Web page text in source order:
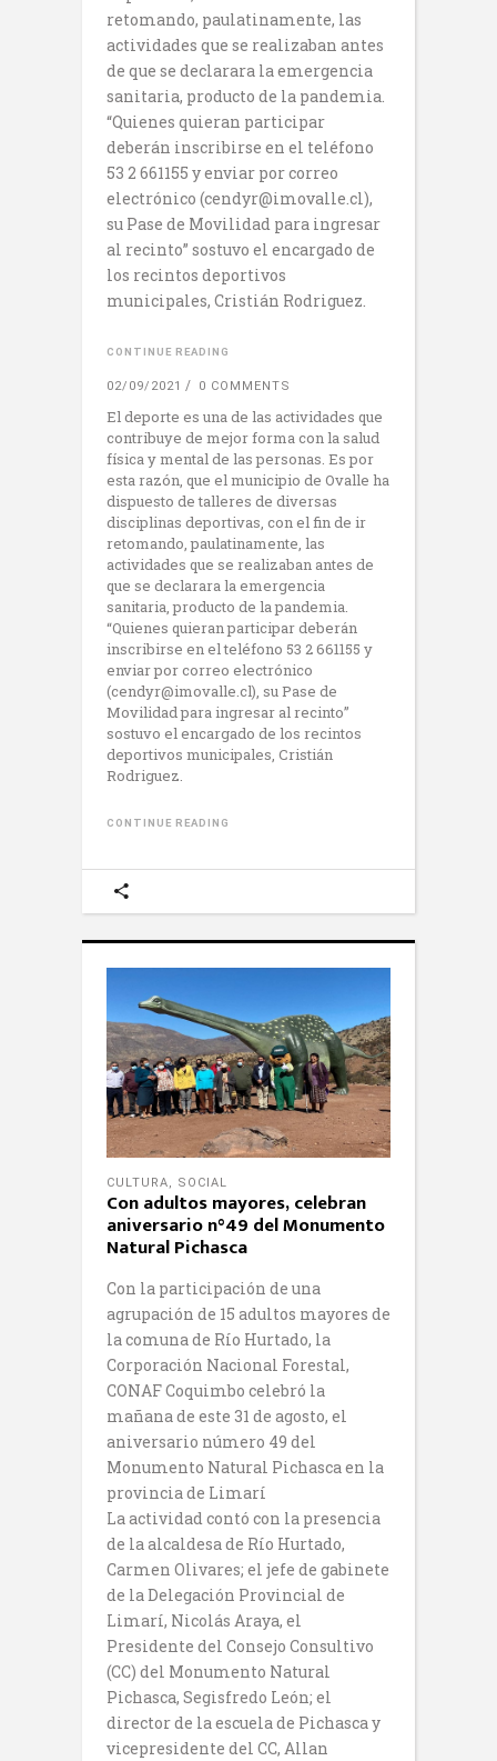
retomando, paulatinamente, las
actividades que se realizaban antes
de que se declarara la emergencia
sanitaria, producto de la pandemia.
“Quienes quieran participar
deberán inscribirse en el teléfono
53 2 661155 y enviar por correo
electrónico (cendyr@imovalle.cl),
su Pase de Movilidad para ingresar
al recinto” sostuvo el encargado de
los recintos deportivos
municipales, Cristián Rodriguez.
CONTINUE READING
02/09/2021 0 COMMENTS
El deporte es una de las actividades que
contribuye de mejor forma con la salud
física y mental de las personas. Es por
esta razón, que el municipio de Ovalle ha
dispuesto de talleres de diversas
disciplinas deportivas, con el fin de ir
retomando, paulatinamente, las
actividades que se realizaban antes de
que se declarara la emergencia
sanitaria, producto de la pandemia.
“Quienes quieran participar deberán
inscribirse en el teléfono 53 2 661155 y
enviar por correo electrónico
(cendyr@imovalle.cl), su Pase de
Movilidad para ingresar al recinto”
sostuvo el encargado de los recintos
deportivos municipales, Cristián
Rodriguez.
CONTINUE READING
CULTURA, SOCIAL
Con adultos mayores, celebran
aniversario n°49 del Monumento
Natural Pichasca
Con la participación de una
agrupación de 15 adultos mayores de
la comuna de Río Hurtado, la
Corporación Nacional Forestal,
CONAF Coquimbo celebró la
mañana de este 31 de agosto, el
aniversario número 49 del
Monumento Natural Pichasca en la
provincia de Limarí
La actividad contó con la presencia
de la alcaldesa de Río Hurtado,
Carmen Olivares; el jefe de gabinete
de la Delegación Provincial de
Limarí, Nicolás Araya, el
Presidente del Consejo Consultivo
(CC) del Monumento Natural
Pichasca, Segisfredo León; el
director de la escuela de Pichasca y
vicepresidente del CC, Allan